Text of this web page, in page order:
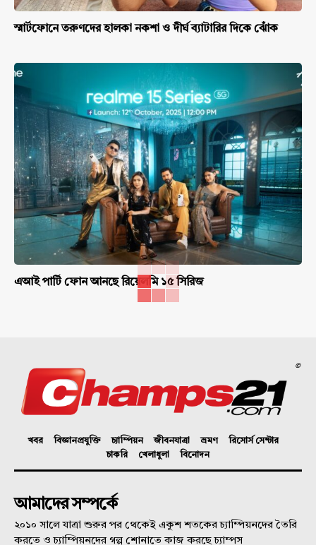
স্মার্টফোনে তরুণদের হালকা নকশা ও দীর্ঘ ব্যাটারির দিকে ঝোঁক
এআই পার্টি ফোন আনছে রিয়েলমি ১৫ সিরিজ
©
খবর বিজ্ঞানপ্রযুক্তি চ্যাম্পিয়ন জীবনযাত্রা ভ্রমণ
রিসোর্স সেন্টার
চাকরি
খেলাধুলা বিনোদন
আমাদের সম্পর্কে
২০১০ সালে যাত্রা শুরুর পর থেকেই একুশ শতকের চ্যাম্পিয়নদের তৈরি
করতে ও চ্যাম্পিয়নদের গল্প শোনাতে কাজ করছে চ্যাম্পস